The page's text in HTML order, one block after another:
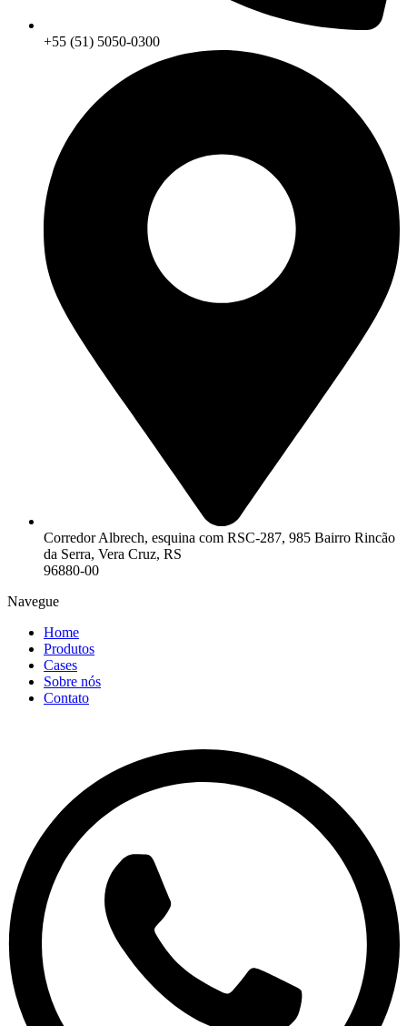
+55 (51) 5050-0300
Corredor Albrech, esquina com RSC-287, 985 Bairro Rincão
da Serra, Vera Cruz, RS
96880-00
Navegue
Home
Produtos
Cases
Sobre nós
Contato